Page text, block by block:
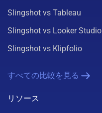
Slingshot vs Tableau
Slingshot vs Looker Studio
Slingshot vs Klipfolio
すべての比較を見る
リソース